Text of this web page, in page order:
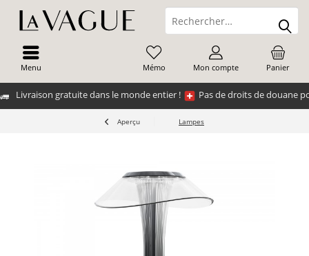
Livraison gratuite dans le monde entier ! Pas de droits de douane
Menu Panier
Mémo Mon compte
Aperçu Lampes